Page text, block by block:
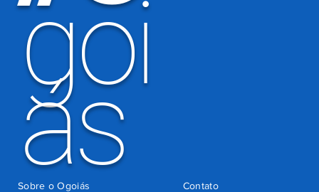
goi
ás Contato
Sobre o Ogoiás